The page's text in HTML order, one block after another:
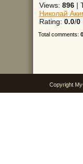
Views: 896 |
Николай
Rating: 0.0/0
Total comments: 0
Copyright